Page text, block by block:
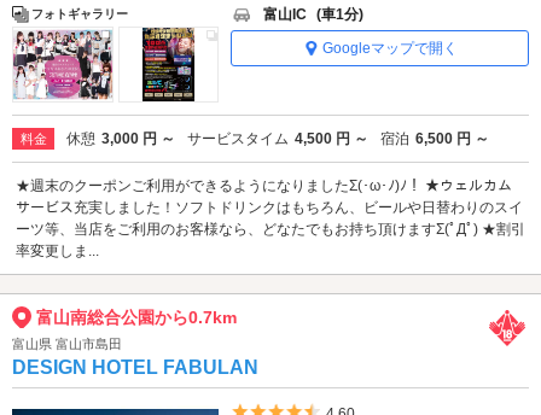
フォトギャラリー
富山IC (車1分)
Googleマップで開く
料金 休憩 3,000 円 ～ サービスタイム 4,500 円 ～ 宿泊 6,500 円 ～
★週末のクーポンご利用ができるようになりましたΣ(･ω･ﾉ)ﾉ！ ★ウェルカム
サービス充実しました！ソフトドリンクはもちろん、ビールや日替わりのスイ
ーツ等、当店をご利用のお客様なら、どなたでもお持ち頂けますΣ(ﾟДﾟ) ★割引
率変更しま...
富山南総合公園から0.7km
富山県 富山市島田
DESIGN HOTEL FABULAN